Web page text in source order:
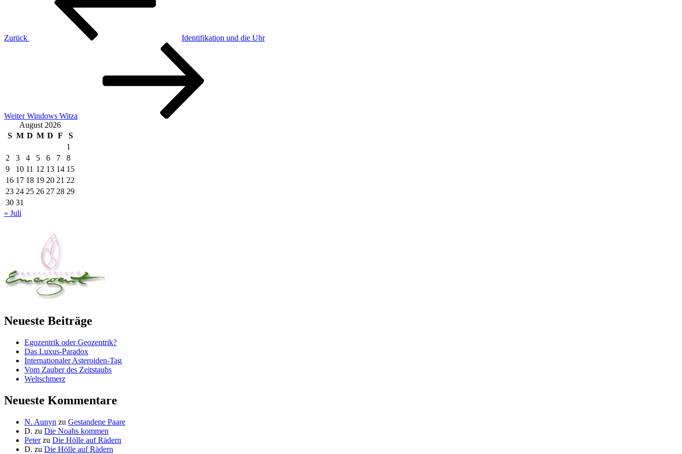
Zurück
Identifikation und die Uhr
Weiter Windows Witza
August 2026
S M D M D F
S
1
2
3 4 5 6 7
8
9
10 11 12 13 14 15
16 17 18 19 20 21 22
23 24 25 26 27 28 29
30 31
« Juli
Neueste Beiträge
Egozentrik oder Geozentrik?
Das Luxus-Paradox
Internationaler Asteroiden-Tag
Vom Zauber des Zeitstaubs
Weltschmerz
Neueste Kommentare
N. Aunyn zu Gestandene Paare
D. zu Die Noahs kommen
Peterzu Die Hölle auf Rädern
D. zu Die Hölle auf Rädern